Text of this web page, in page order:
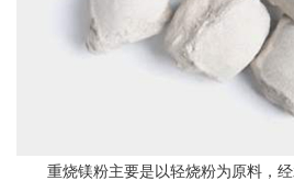
重烧镁粉主要是以轻烧粉为原料，